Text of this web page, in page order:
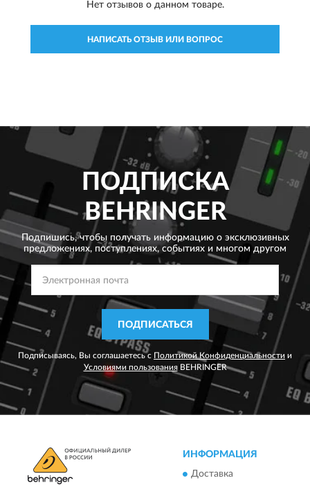
Нет отзывов о данном товаре.
НАПИСАТЬ ОТЗЫВ ИЛИ ВОПРОС
ПОДПИСКА
BEHRINGER
Подпишись, чтобы получать информацию о эксклюзивных
предложениях, поступлениях, событиях и многом другом
ПОДПИСАТЬСЯ
Подписываясь, Вы соглашаетесь с Политикой Конфиденциальности и
Условиями пользованияBEHRINGER
ИНФОРМАЦИЯ
Доставка